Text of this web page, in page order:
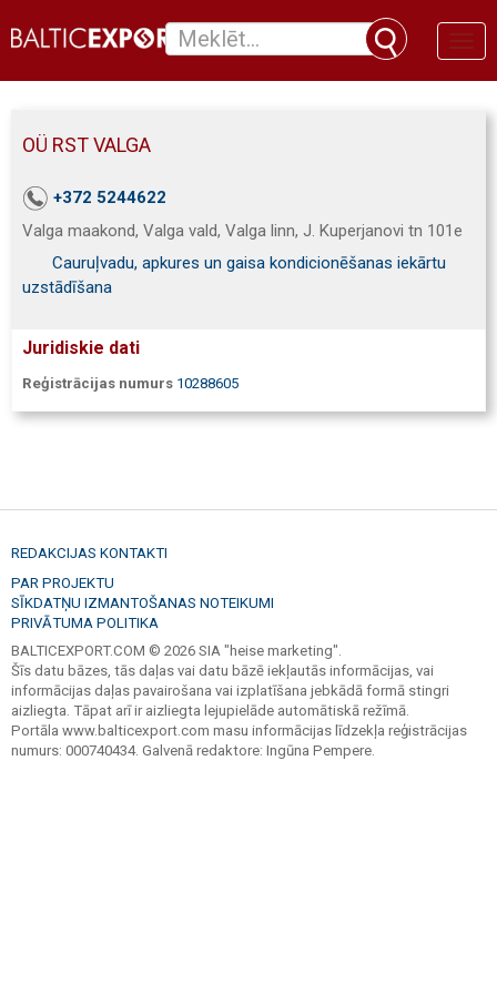
OÜ RST VALGA
+372 5244622
Valga maakond, Valga vald, Valga linn, J. Kuperjanovi tn 101e
Cauruļvadu, apkures un gaisa kondicionēšanas iekārtu
uzstādīšana
Juridiskie dati
Reģistrācijas numurs 10288605
REDAKCIJAS KONTAKTI
PAR PROJEKTU
SĪKDATŅU IZMANTOŠANAS NOTEIKUMI
PRIVĀTUMA POLITIKA
BALTICEXPORT.COM © 2026 SIA "heise marketing".
Šīs datu bāzes, tās daļas vai datu bāzē iekļautās informācijas, vai
informācijas daļas pavairošana vai izplatīšana jebkādā formā stingri
aizliegta. Tāpat arī ir aizliegta lejupielāde automātiskā režīmā.
Portāla www.balticexport.com masu informācijas līdzekļa reģistrācijas
numurs: 000740434. Galvenā redaktore: Ingūna Pempere.